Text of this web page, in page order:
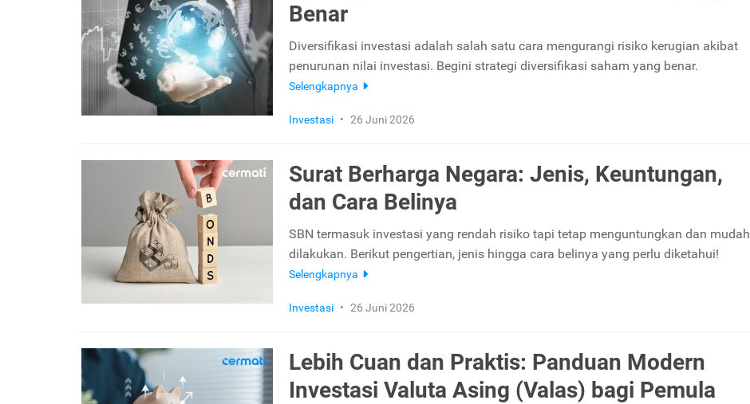
Benar
Diversifikasi investasi adalah salah satu cara mengurangi risiko kerugian akibat
penurunan nilai investasi. Begini strategi diversifikasi saham yang benar.
Selengkapnya
Investasi • 26 Juni 2026
Surat Berharga Negara: Jenis, Keuntungan,
dan Cara Belinya
SBN termasuk investasi yang rendah risiko tapi tetap menguntungkan dan mudah
dilakukan. Berikut pengertian, jenis hingga cara belinya yang perlu diketahui!
Selengkapnya
Investasi • 26 Juni 2026
Lebih Cuan dan Praktis: Panduan Modern
Investasi Valuta Asing (Valas) bagi Pemula